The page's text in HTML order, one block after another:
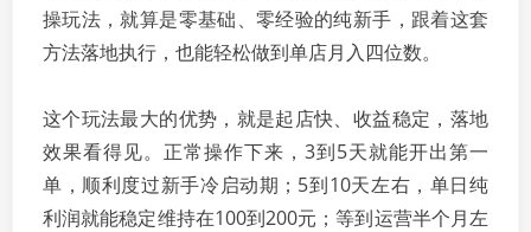
操玩法，就算是零基础、零经验的纯新手，跟着这套
方法落地执行，也能轻松做到单店月入四位数。
这个玩法最大的优势，就是起店快、收益稳定，落地
效果看得见。正常操作下来，3到5天就能开出第一
单，顺利度过新手冷启动期；5到10天左右，单日纯
利润就能稳定维持在100到200元；等到运营半个月左